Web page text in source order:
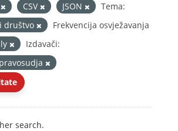
CSV JSON
Tema:
društvo
Frekvencija osvježavanja
Izdavači:
search.